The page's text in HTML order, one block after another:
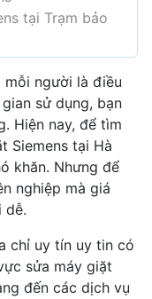
tại Trạm bảo
người là điều
sử dụng, bạn
Hiện nay, để tìm
Siemens tại Hà
khăn. Nhưng để
nghiệp mà giá
dễ.
chỉ uy tín uy tin có
sửa máy giặt
đến các dịch vụ